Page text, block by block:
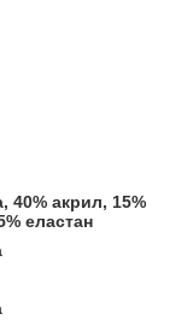
40% акрил, 15%
еластан